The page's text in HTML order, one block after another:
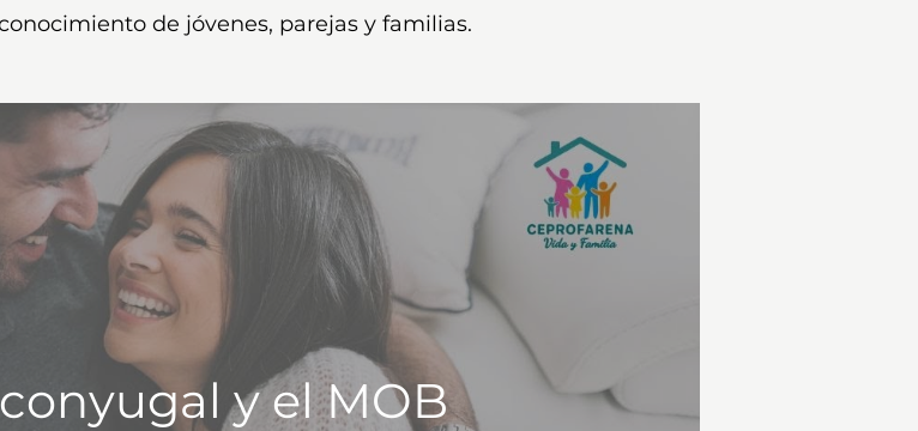
de jóvenes, parejas y familias.
y el MOB